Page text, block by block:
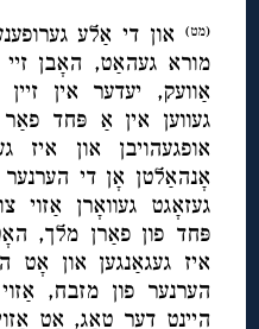
(מט) און די אַלע
מורא געהאַט, האָבן זיי
אַוועק, יעדער אין
געווען אין אַ פּחד
אופגעהויבן און איז
אָנהאַלטן אָן די
געזאָגט געוואָרן
פּחד פון פאַרן מלך,
איז געגאַנגען און
הערנער פון מזבח,
היינט דער טאָג, אָט